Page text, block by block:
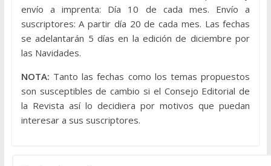
envío a imprenta: Día 10 de cada mes. Envío a
suscriptores: A partir día 20 de cada mes. Las fechas
se adelantarán 5 días en la edición de diciembre por
las Navidades.
NOTA: Tanto las fechas como los temas propuestos
son susceptibles de cambio si el Consejo Editorial de
la Revista así lo decidiera por motivos que puedan
interesar a sus suscriptores.